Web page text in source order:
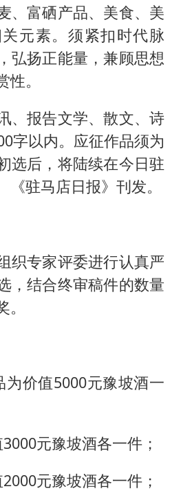
、富硒产品、美食、美
元素。须紧扣时代脉
弘扬正能量，兼顾思想
。
、报告文学、散文、诗
字以内。应征作品须为
选后，将陆续在今日驻
《驻马店日报》刊发。
织专家评委进行认真严
，结合终审稿件的数量
为价值5000元豫坡酒一
元豫坡酒各一件；
元豫坡酒各一件；